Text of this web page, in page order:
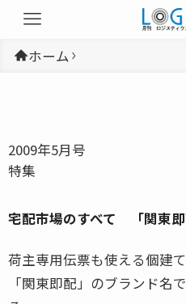
ホーム
2009年5月号
特集
宅配市場のすべて 「関東即
荷主専用伝票も使える個
「関東即配」のブランド名